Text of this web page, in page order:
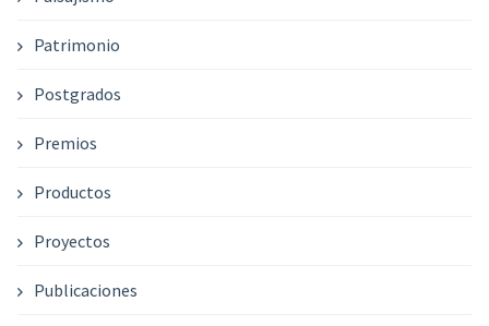
Patrimonio
Postgrados
Premios
Productos
Proyectos
Publicaciones